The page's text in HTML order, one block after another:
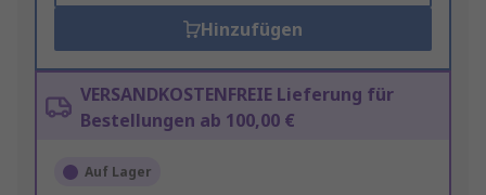
Hinzufügen
VERSANDKOSTENFREIE Lieferung für
Bestellungen ab 100,00 €
Auf Lager